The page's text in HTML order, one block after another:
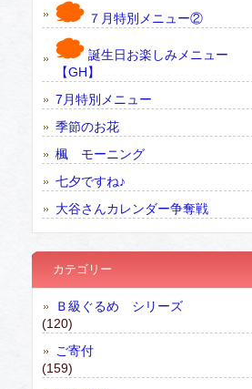
７月特別メニュー②
誕生日お楽しみメニュー
【GH】
7月特別メニュー
季節のお花
楓 モーニング
七夕ですね♪
大谷さんカレンダー争奪戦
カテゴリー
Ｂ級ぐるめ シリーズ
(120)
ご寄付
(159)